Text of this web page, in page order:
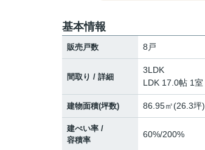
基本情報
販売戸数 8戸
間取り / 詳細
3LDK
LDK 17.0帖 1室
建物面積(坪数) 86.95㎡(26.3坪)
建ぺい率 /
容積率
60%/200%